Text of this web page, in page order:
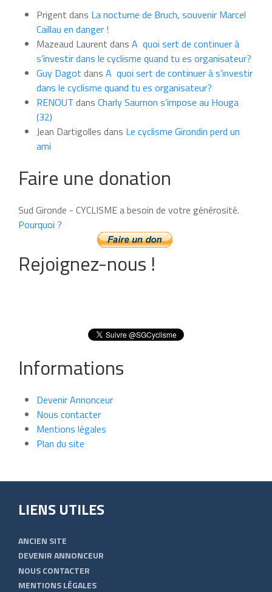
moisPrigent dans La nocturne de Bruch, souvenir Marcel
Caillau en danger !
Mazeaud Laurent dans A quoi sert de continuer à
s’investir dans le cyclisme quand tu es organisateur?
Guy Dagot dans A quoi sert de continuer à s’investir
dans le cyclisme quand tu es organisateur?
RENOUT dans Charly Saumon s’impose au Houga
(32)
Jean Dartigolles dans Le cyclisme Girondin perd un
ami
Faire une donation
Sud Gironde - CYCLISME a besoin de votre générosité.
Pourquoi ?
Rejoignez-nous !
Informations
Devenir Annonceur
Nous contacter
Mentions légales
Plan du site
LIENS UTILES
ANCIEN SITE
DEVENIR ANNONCEUR
NOUS CONTACTER
MENTIONS LÉGALES